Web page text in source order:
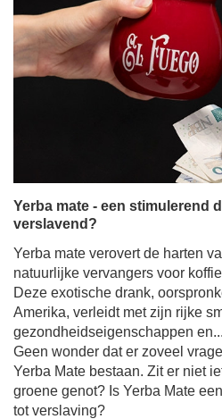
Yerba mate - een stimulerend
verslavend?
Yerba mate verovert de harten
natuurlijke vervangers voor
Deze exotische drank,
Amerika, verleidt met zijn rijke
gezondheidseigenschappen
Geen wonder dat er zoveel
Yerba Mate bestaan. Zit er niet
groene genot? Is Yerba Mate
tot verslaving?